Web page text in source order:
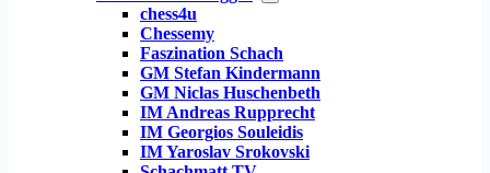
chess4u
Chessemy
Faszination Schach
GM Stefan Kindermann
GM Niclas Huschenbeth
IM Andreas Rupprecht
IM Georgios Souleidis
IM Yaroslav Srokovski